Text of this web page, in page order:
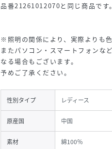
品番21261012070と同じ商品です。
※照明の関係により、実際よりも
またパソコン・スマートフォンな
なる場合もございます。
予めご了承ください。
性別タイプ レディース
原産国 中国
素材 綿100％